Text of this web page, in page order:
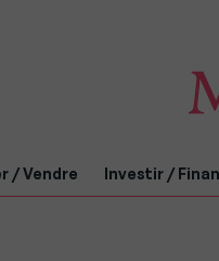
/ Vendre Investir /